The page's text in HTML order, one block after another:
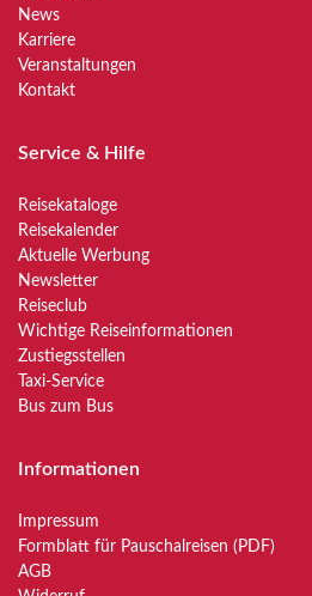
News
Karriere
Veranstaltungen
Kontakt
Service & Hilfe
Reisekataloge
Reisekalender
Aktuelle Werbung
Newsletter
Reiseclub
Wichtige Reiseinformationen
Zustiegsstellen
Taxi-Service
Bus zum Bus
Informationen
Impressum
Formblatt für Pauschalreisen (PDF)
AGB